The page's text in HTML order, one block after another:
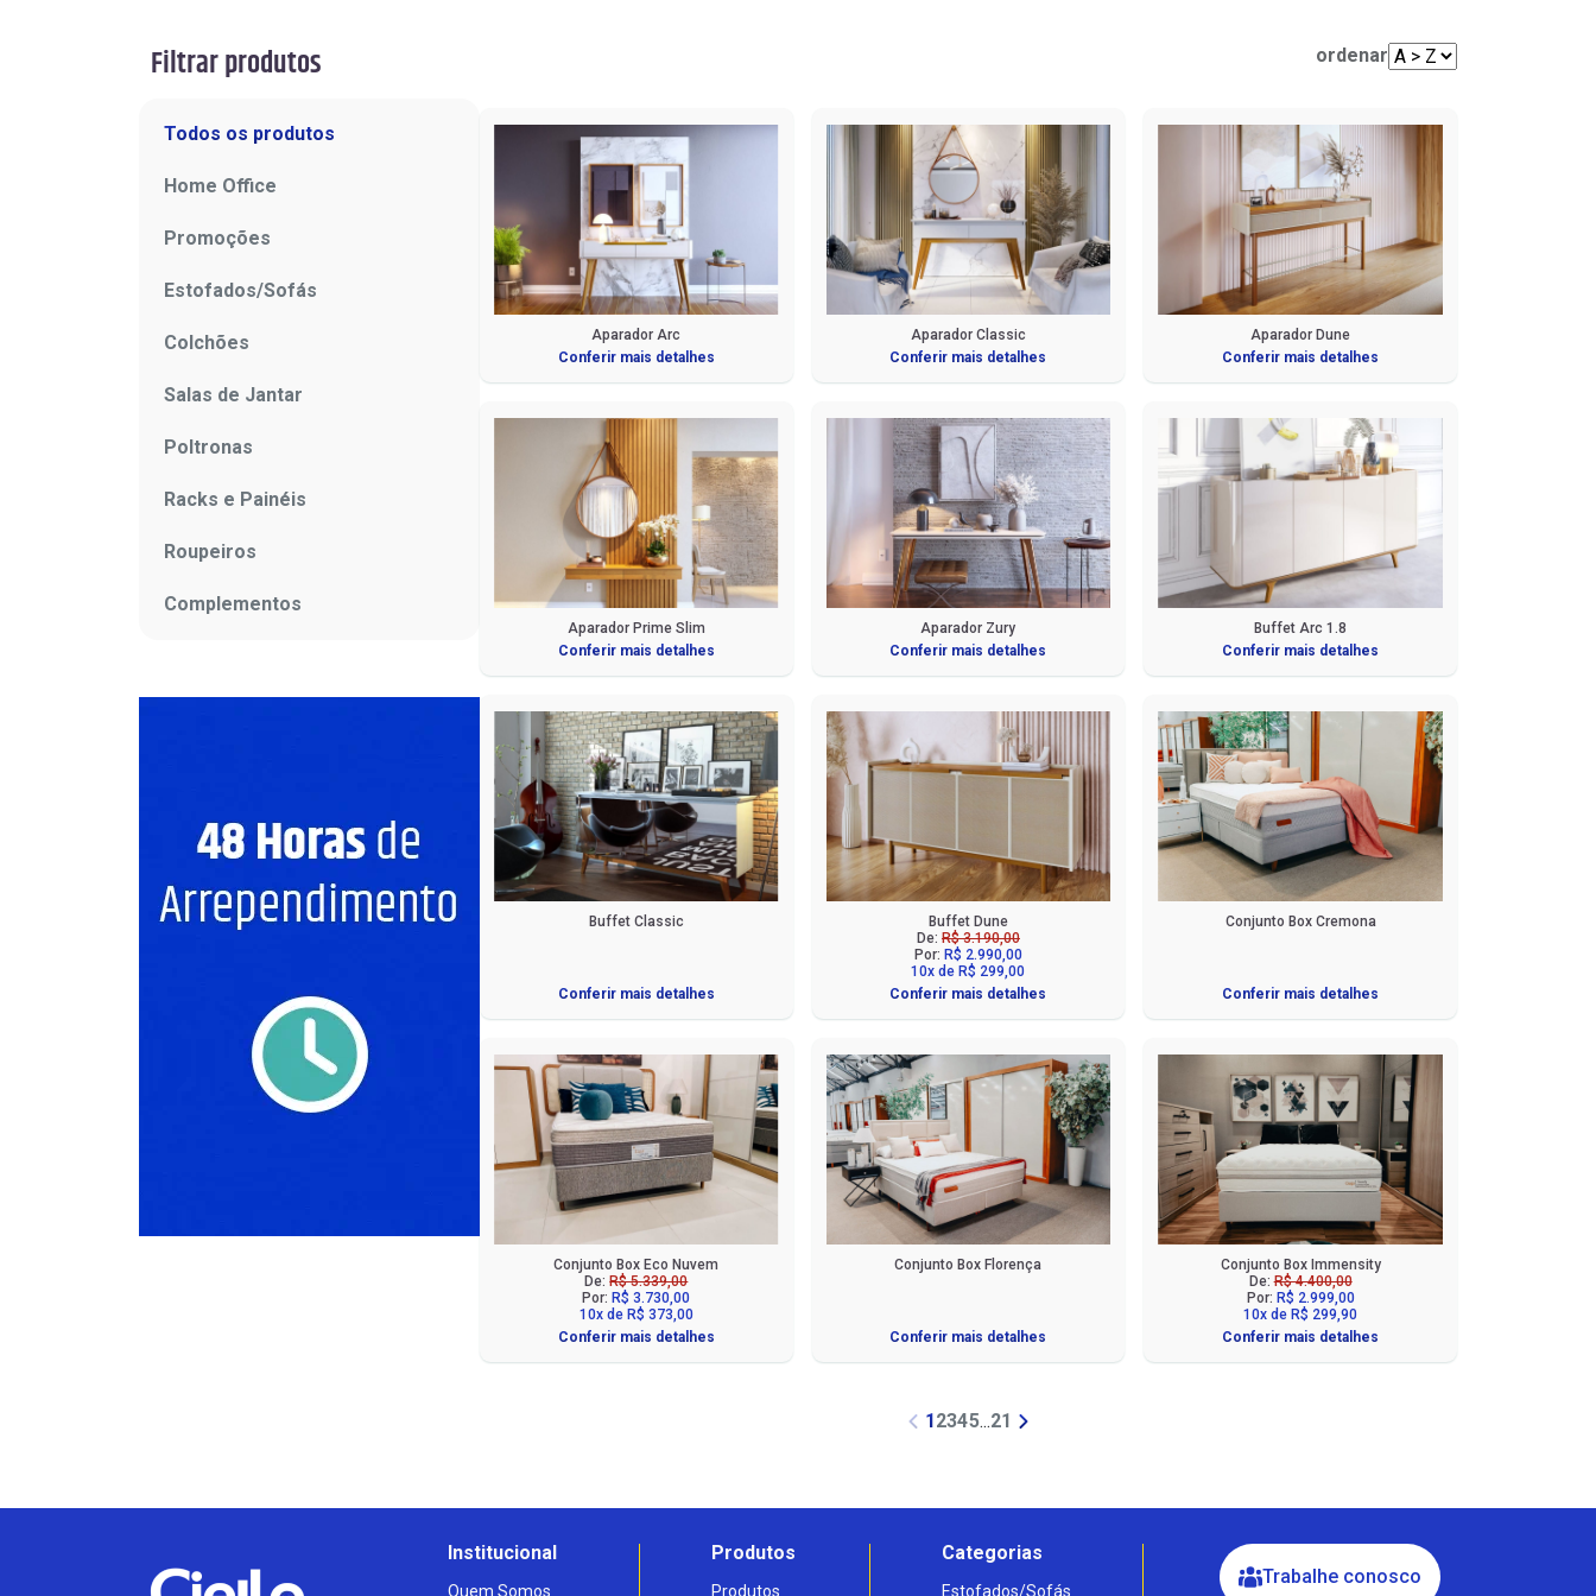
Fale com a Ciello – Móveis &
Sofá de Canto
Sofá com Chaise
Sofá de Couro
Sofá Automatizado
Sofá Orgânico
Filtrar produtos
Todos os produtos
Home Office
Promoções
Estofados/Sofás
Colchões
Salas de Jantar
Poltronas
Racks e Painéis
Roupeiros
Complementos
ordenar
Aparador Arc
Conferir mais detalhes
Aparador Classic
Conferir mais detalhes
Aparador Dune
Conferir mais detalhes
Aparador Prime Slim
Conferir mais detalhes
Aparador Zury
Conferir mais detalhes
Buffet Arc 1.8
Conferir mais detalhes
Buffet Classic
Conferir mais detalhes
Buffet Dune
De: R$ 3.190,00
Por: R$ 2.990,00
10x de R$ 299,00
Conferir mais detalhes
Conjunto Box Cremona
Conferir mais detalhes
Conjunto Box Eco Nuvem
De:R$ 5.339,00
Por: R$ 3.730,00
10x de R$ 373,00
Conferir mais detalhes
Conjunto Box Florença
Conferir mais detalhes
Conjunto Box Immensity
De:R$ 4.400,00
Por: R$ 2.999,00
10x de R$ 299,90
Conferir mais detalhes
12345...21
Institucional
Quem Somos
Produtos
Produtos
Categorias
Estofados/Sofás
Trabalhe conosco